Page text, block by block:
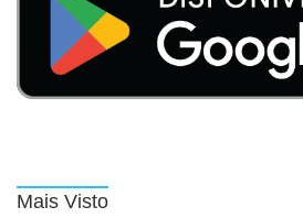
Mais Visto